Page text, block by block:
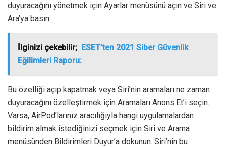
duyuracağını yönetmek için Ayarlar menüsünü açın ve Siri ve
Ara’ya basın.
İlginizi çekebilir; ESET’ten 2021 Siber Güvenlik
Eğilimleri Raporu:
Bu özelliği açıp kapatmak veya Siri’nin aramaları ne zaman
duyuracağını özelleştirmek için Aramaları Anons Et’i seçin.
Varsa, AirPod’larınız aracılığıyla hangi uygulamalardan
bildirim almak istediğinizi seçmek için Siri ve Arama
menüsünden Bildirimleri Duyur’a dokunun. Siri’nin bu